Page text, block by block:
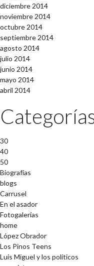
diciembre 2014
noviembre 2014
octubre 2014
septiembre 2014
agosto 2014
julio 2014
junio 2014
mayo 2014
abril 2014
30
40
50
Biografías
blogs
Carrusel
En el asador
Fotogalerías
home
López Obrador
Los Pinos Teens
Luis Miguel y los políticos